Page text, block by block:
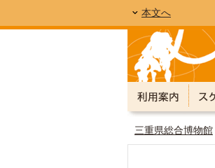
本文へ
三重県総合博物館